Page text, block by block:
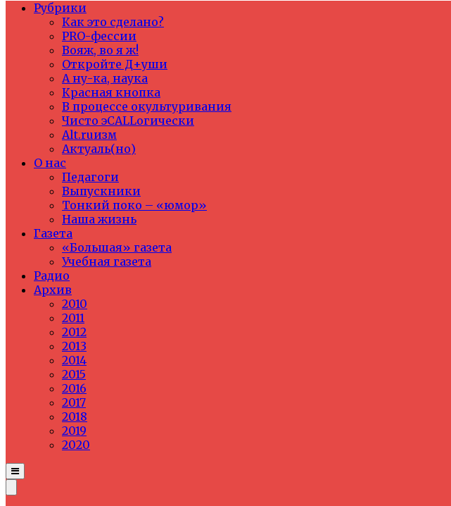
Рубрики
Как это сделано?
PRO-фессии
Вояж, во я ж!
Откройте Д+уши
А ну-ка, наука
Красная кнопка
В процессе окультуривания
Чисто эCALLогически
Alt.ruизм
Актуаль(но)
О нас
Педагоги
Выпускники
Тонкий поко – «юмор»
Наша жизнь
Газета
«Большая» газета
Учебная газета
Радио
Архив
2010
2011
2012
2013
2014
2015
2016
2017
2018
2019
2020